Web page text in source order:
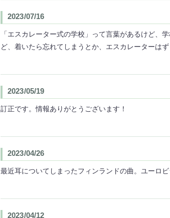
2023/07/16
「エスカレーター式の学校」って言葉があるけど、
ど、着いたら忘れてしまうとか、エスカレーターは
2023/05/19
訂正です。情報ありがとうございます！
2023/04/26
最近耳についてしまったフィンランドの曲。ユーロ
2023/04/12